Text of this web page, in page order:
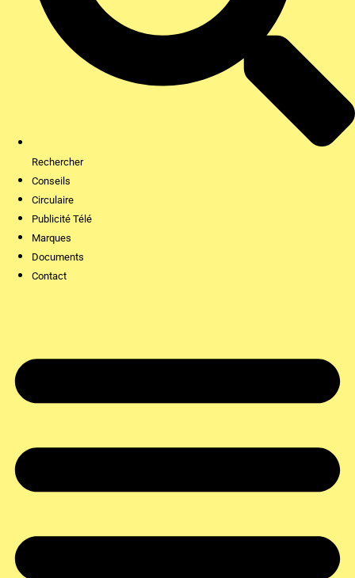
Rechercher
Conseils
Circulaire
Publicité Télé
Marques
Documents
Contact